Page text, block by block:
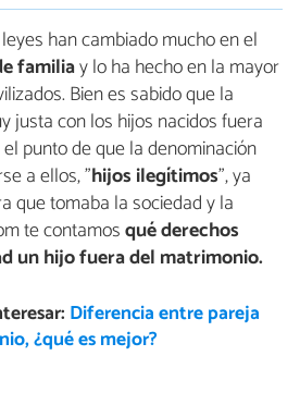
han cambiado mucho en el
familiay lo ha hecho en la mayor
Bien es sabido que la
justa con los hijos nacidos fuera
punto de que la denominación
a ellos, "hijos ilegítimos", ya
que tomaba la sociedad y la
te contamosqué derechos
un hijo fuera del matrimonio.
Diferencia entre pareja
¿qué es mejor?